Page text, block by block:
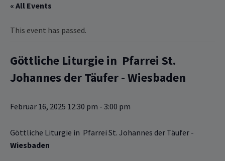
« All Events
This event has passed.
Göttliche Liturgie ‎in‏ ‏ Pfarrei St.
Johannes der Täufer -‏ Wiesbaden
Februar 16, 2025 12:30 pm - 3:00 pm
Wiesbaden